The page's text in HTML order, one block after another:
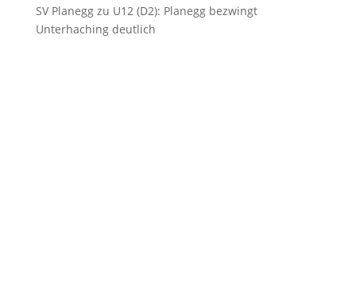
SV Planeggzu U12 (D2): Planegg bezwingt
Unterhaching deutlich